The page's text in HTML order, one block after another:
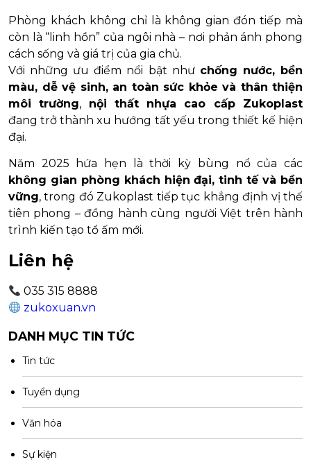
Phòng khách không chỉ là không gian đón tiếp mà
còn là “linh hồn” của ngôi nhà – nơi phản ánh phong
cách sống và giá trị của gia chủ.
Với những ưu điểm nổi bật như chống nước, bền
màu, dễ vệ sinh, an toàn sức khỏe và thân thiện
môi trường, nội thất nhựa cao cấp Zukoplast
đang trở thành xu hướng tất yếu trong thiết kế hiện
đại.
Năm 2025 hứa hẹn là thời kỳ bùng nổ của các
không gian phòng khách hiện đại, tinh tế và bền
vững, trong đó Zukoplast tiếp tục khẳng định vị thế
tiên phong – đồng hành cùng người Việt trên hành
trình kiến tạo tổ ấm mới.
Liên hệ
035 315 8888
zukoxuan.vn
DANH MỤC TIN TỨC
Tin tức
Tuyển dụng
Văn hóa
Sự kiện